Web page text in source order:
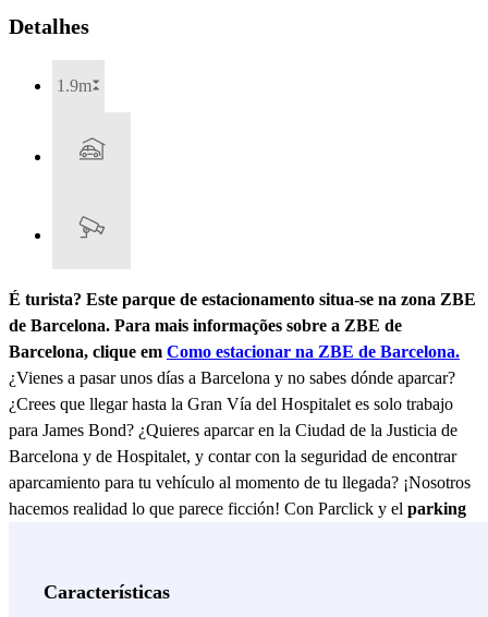
Detalhes
1.9m
É turista? Este parque de estacionamento situa-se na zona ZBE
de Barcelona. Para mais informações sobre a ZBE de
Barcelona, clique em Como estacionar na ZBE de Barcelona.
¿Vienes a pasar unos días a Barcelona y no sabes dónde aparcar?
¿Crees que llegar hasta la Gran Vía del Hospitalet es solo trabajo
para James Bond? ¿Quieres aparcar en la Ciudad de la Justicia de
Barcelona y de Hospitalet, y contar con la seguridad de encontrar
aparcamiento para tu vehículo al momento de tu llegada? ¡Nosotros
hacemos realidad lo que parece ficción! Con Parclick y el parking
parque de la Alhambra, se convertirá en tu opción favorita para
Características